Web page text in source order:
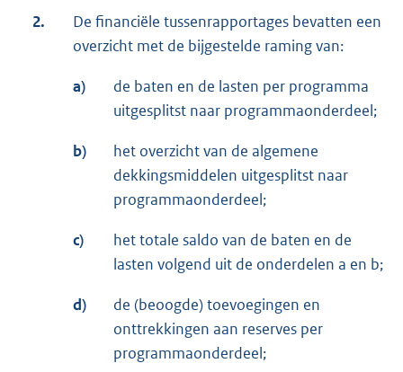
2.
De financiële tussenrapportages bevatten een
overzicht met de bijgestelde raming van:
a)
de baten en de lasten per programma
uitgesplitst naar programmaonderdeel;
b)
het overzicht van de algemene
dekkingsmiddelen uitgesplitst naar
programmaonderdeel;
c)
het totale saldo van de baten en de
lasten volgend uit de onderdelen a en b;
d)
de (beoogde) toevoegingen en
onttrekkingen aan reserves per
programmaonderdeel;